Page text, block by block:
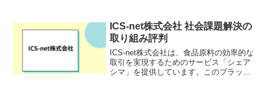
ントを企画・実施しているほか、相互承
認でつながった...
ICS-net株式会社 社会課題解決の
取り組み評判
ICS-net株式会社は、食品原料の効率的な
取引を実現するためのサービス「シェア
シマ」を提供しています。このプラット